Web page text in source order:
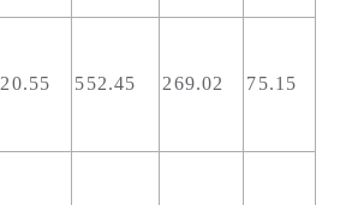
20.55 552.45 269.02 75.15